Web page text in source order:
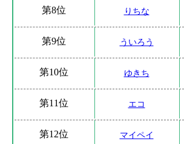
第8位 りちな
第9位 ういろう
第10位 ゆきち
第11位 エコ
第12位 マイペイ